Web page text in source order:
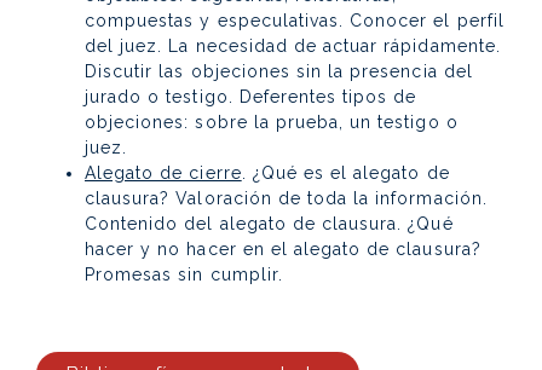
compuestas y especulativas. Conocer el perfil
del juez. La necesidad de actuar rápidamente.
Discutir las objeciones sin la presencia del
jurado o testigo. Deferentes tipos de
objeciones: sobre la prueba, un testigo o
juez.
Alegato de cierre . ¿Qué es el alegato de
clausura? Valoración de toda la información.
Contenido del alegato de clausura. ¿Qué
hacer y no hacer en el alegato de clausura?
Promesas sin cumplir.